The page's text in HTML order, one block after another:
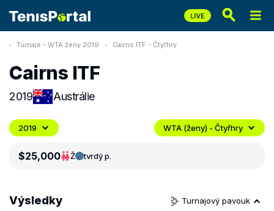
Turnaje - WTA ženy 2019 Cairns ITF - Čtyřhry
Cairns ITF
2019 Austrálie
2019 WTA (ženy) - Čtyřhry
$25,000 Ž tvrdý p.
Výsledky Turnajový pavouk